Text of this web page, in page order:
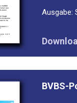
Aus­ga­be:
BVBS-